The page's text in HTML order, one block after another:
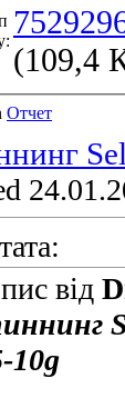
(109,4
Отчет
від
10g